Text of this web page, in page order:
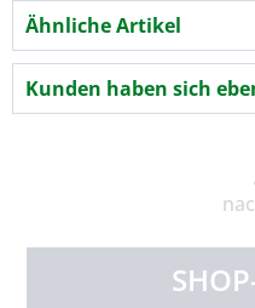
Ähnliche Artikel
Kunden haben sich